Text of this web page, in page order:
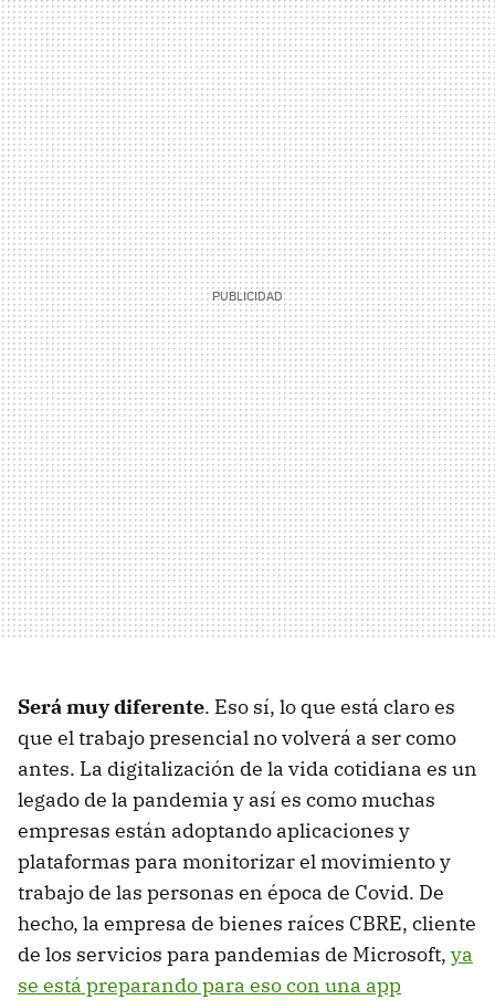
Será muy diferente. Eso sí, lo que está claro es
que el trabajo presencial no volverá a ser como
antes. La digitalización de la vida cotidiana es un
legado de la pandemia y así es como muchas
empresas están adoptando aplicaciones y
plataformas para monitorizar el movimiento y
trabajo de las personas en época de Covid. De
hecho, la empresa de bienes raíces CBRE, cliente
de los servicios para pandemias de Microsoft, ya
se está preparando para eso con una app